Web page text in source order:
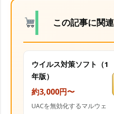
この記事に関
ウイルス対策ソフト（1
年版）
約3,000円〜
UACを無効化するマルウェ